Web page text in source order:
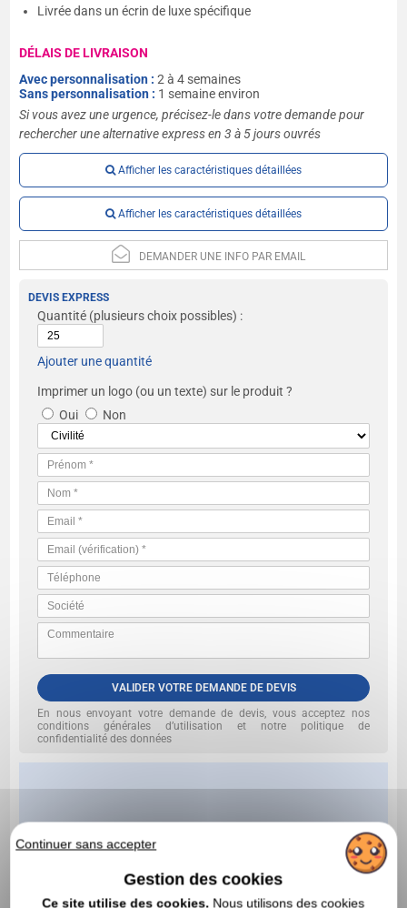
Livrée dans un écrin de luxe spécifique
DÉLAIS DE LIVRAISON
Avec personnalisation :2 à 4 semaines
Sans personnalisation : 1 semaine environ
Si vous avez une urgence, précisez-le dans votre demande pour
rechercher une alternative express en 3 à 5 jours ouvrés
Afficher les caractéristiques détaillées
Afficher les caractéristiques détaillées
DEMANDER UNE INFO PAR EMAIL
DEVIS EXPRESS
Quantité (plusieurs choix possibles) :
Ajouter une quantité
Imprimer un logo (ou un texte) sur le produit ?
Oui
Non
VALIDER VOTRE DEMANDE DE DEVIS
En nous envoyant votre demande de devis, vous acceptez nos
conditions générales d’utilisation et notre politique de
confidentialité des données
Continuer sans accepter
Gestion des cookies
Ce site utilise des cookies. Nous utilisons des cookies